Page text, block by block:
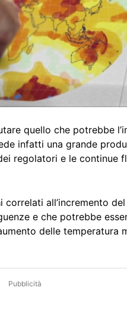
quello che potrebbe
infatti una grande
regolatori e le continue
correlati all’incremento del
e che potrebbe
delle temperatura
Pubblicità